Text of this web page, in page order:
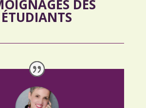
DES
ÉTUDIANTS